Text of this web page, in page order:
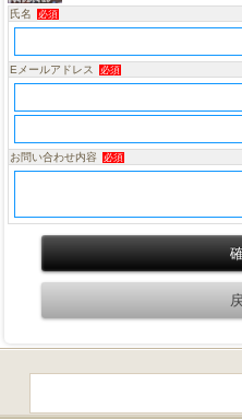
氏名 必須
Eメールアドレス 必須
お問い合わせ内容 必須